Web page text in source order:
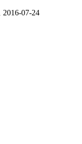
2016-07-24